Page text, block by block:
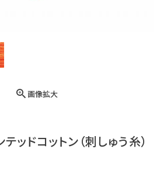
画像拡大
ッドコットン（刺しゅう糸）